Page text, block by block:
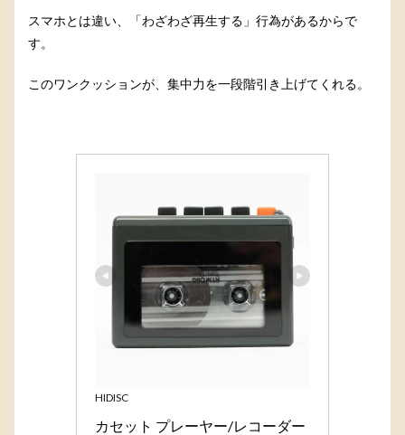
スマホとは違い、「わざわざ再生する」行為があるからで
す。
このワンクッションが、集中力を一段階引き上げてくれる。
HIDISC
カセット プレーヤー/レコーダー